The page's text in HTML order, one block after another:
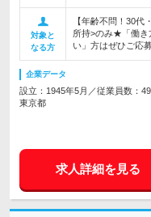
対象と
なる方
【年齢不問！30
所持>のみ★「働き
い」方はぜひご応
企業データ
設立：1945年5月／従業員数：
東京都
求人詳細を見る